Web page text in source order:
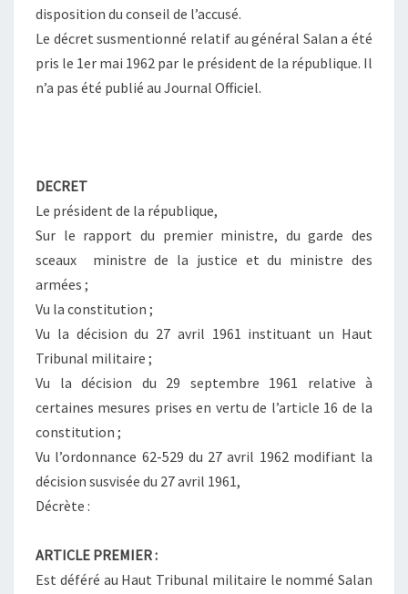
disposition du conseil de l’accusé.
Le décret susmentionné relatif au général Salan a été
pris le 1er mai 1962 par le président de la république. Il
n’a pas été publié au Journal Officiel.
DECRET
Le président de la république,
Sur le rapport du premier ministre, du garde des
sceaux ministre de la justice et du ministre des
armées ;
Vu la constitution ;
Vu la décision du 27 avril 1961 instituant un Haut
Tribunal militaire ;
Vu la décision du 29 septembre 1961 relative à
certaines mesures prises en vertu de l’article 16 de la
constitution ;
Vu l’ordonnance 62-529 du 27 avril 1962 modifiant la
décision susvisée du 27 avril 1961,
Décrète :
ARTICLE PREMIER :
Est déféré au Haut Tribunal militaire le nommé Salan